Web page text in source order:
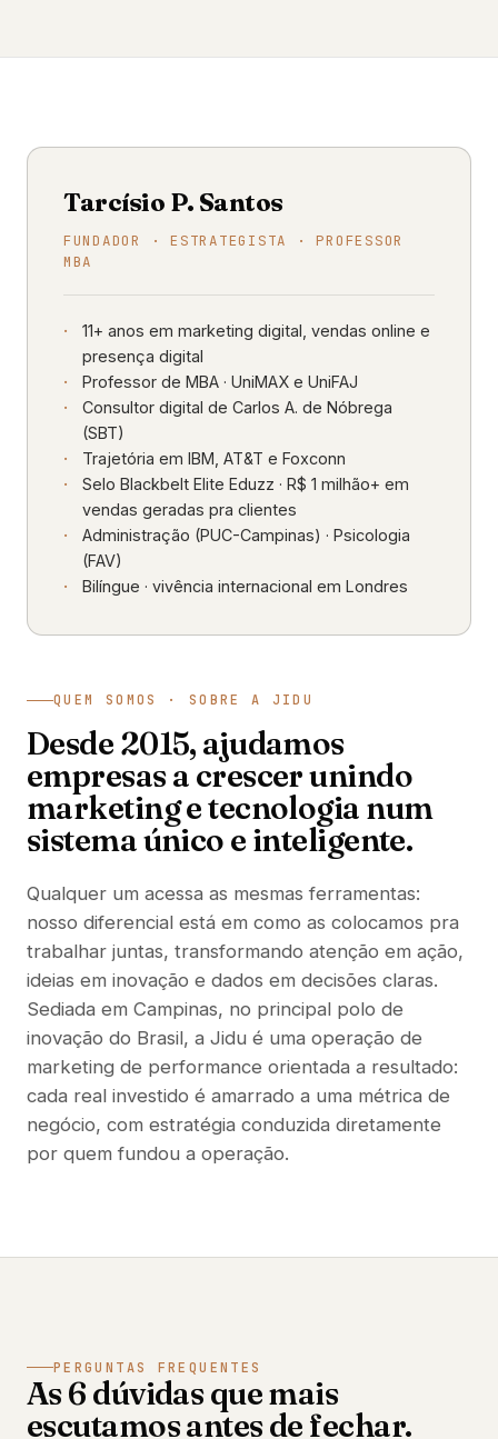
Tarcísio P. Santos
FUNDADOR · ESTRATEGISTA · PROFESSOR
MBA
11+ anos em marketing digital, vendas online e
presença digital
Professor de MBA · UniMAX e UniFAJ
Consultor digital de Carlos A. de Nóbrega
(SBT)
Trajetória em IBM, AT&T e Foxconn
Selo Blackbelt Elite Eduzz · R$ 1 milhão+ em
vendas geradas pra clientes
Administração (PUC-Campinas) · Psicologia
(FAV)
Bilíngue · vivência internacional em Londres
QUEM SOMOS · SOBRE A JIDU
Desde 2015, ajudamos
empresas a crescer unindo
marketing e tecnologia num
sistema único e inteligente.
Qualquer um acessa as mesmas ferramentas:
nosso diferencial está em como as colocamos pra
trabalhar juntas, transformando atenção em ação,
ideias em inovação e dados em decisões claras.
Sediada em Campinas, no principal polo de
inovação do Brasil, a Jidu é uma operação de
marketing de performance orientada a resultado:
cada real investido é amarrado a uma métrica de
negócio, com estratégia conduzida diretamente
por quem fundou a operação.
PERGUNTAS FREQUENTES
As 6 dúvidas que mais
escutamos antes de fechar.